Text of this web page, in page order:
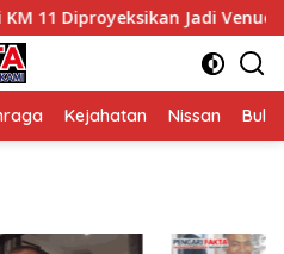
Diproyeksikan Jadi Venue
Kejahatan Nissan